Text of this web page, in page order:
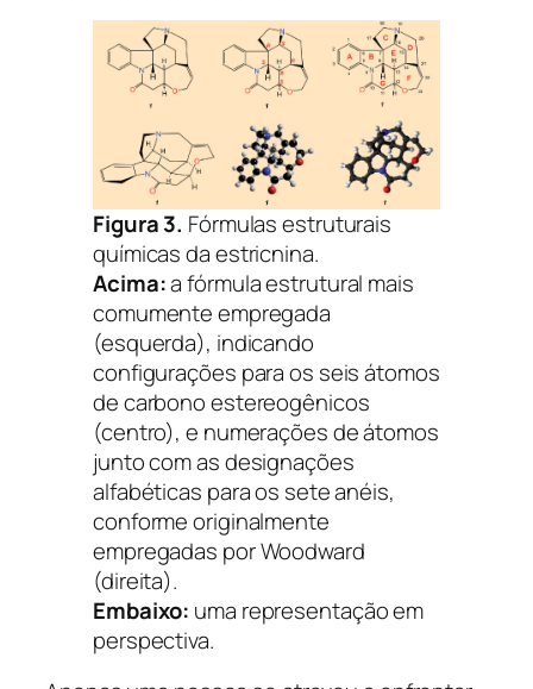
Figura 3. Fórmulas estruturais
químicas da estricnina.
Acima:a fórmula estrutural mais
comumente empregada
(esquerda), indicando
configurações para os seis átomos
de carbono estereogênicos
(centro), e numerações de átomos
junto com as designações
alfabéticas para os sete anéis,
conforme originalmente
empregadas por Woodward
(direita).
Embaixo: uma representação em
perspectiva.